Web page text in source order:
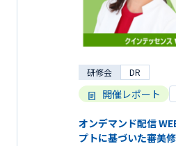
研修会 DR
開催レポート
オンデマンド配信
プトに基づいた審美